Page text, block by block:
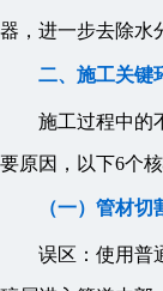
器，进一步去除水
二、施工关键
施工过程中的
要原因，以下6个
（一）管材
误区：使用普